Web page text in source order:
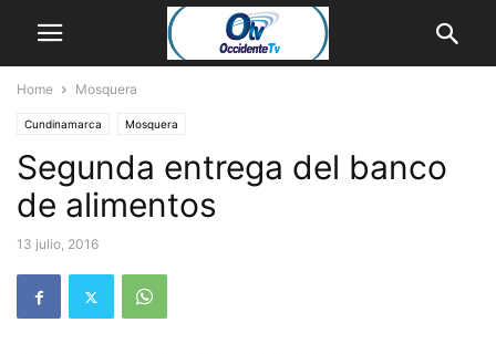
Home Mosquera
Cundinamarca Mosquera
Segunda entrega del banco
de alimentos
13 julio, 2016